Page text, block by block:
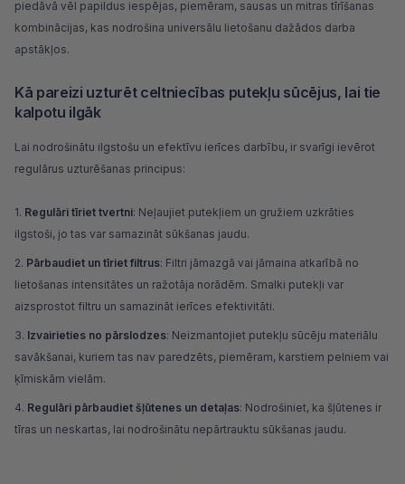
piedāvā vēl papildus iespējas, piemēram, sausas un mitras tīrīšanas
kombinācijas, kas nodrošina universālu lietošanu dažādos darba
apstākļos.
Kā pareizi uzturēt celtniecības putekļu sūcējus, lai tie
kalpotu ilgāk
Lai nodrošinātu ilgstošu un efektīvu ierīces darbību, ir svarīgi ievērot
regulārus uzturēšanas principus:
Regulāri tīriet tvertni: Neļaujiet putekļiem un gružiem uzkrāties
ilgstoši, jo tas var samazināt sūkšanas jaudu.
Pārbaudiet un tīriet filtrus: Filtri jāmazgā vai jāmaina atkarībā no
lietošanas intensitātes un ražotāja norādēm. Smalki putekļi var
aizsprostot filtru un samazināt ierīces efektivitāti.
Izvairieties no pārslodzes: Neizmantojiet putekļu sūcēju materiālu
savākšanai, kuriem tas nav paredzēts, piemēram, karstiem pelniem vai
ķīmiskām vielām.
Regulāri pārbaudiet šļūtenes un detaļas: Nodrošiniet, ka šļūtenes ir
tīras un neskartas, lai nodrošinātu nepārtrauktu sūkšanas jaudu.